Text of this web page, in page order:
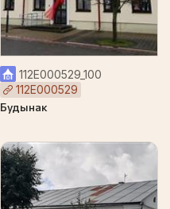
112Е000529_100
112Е000529
Будынак